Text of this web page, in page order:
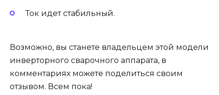
Ток идет стабильный.
Возможно, вы станете владельцем этой модели
инверторного сварочного аппарата, в
комментариях можете поделиться своим
отзывом. Всем пока!